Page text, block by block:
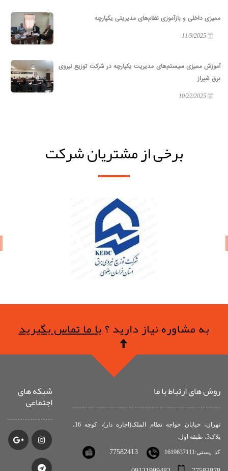
ممیزی داخلی و بازآموزی نظام‌های مدیریتی یکپارچه
آموزش ممیزی سیستم‌های مدیریت یکپارچه در شرکت توزیع نیروی
برق شیراز
برخی از مشتریان شرکت
به مشاوره نیاز دارید ؟با ما تماس بگیرید
روش های ارتباط با ما
تهران، خیابان خواجه نظام الملک(اجاره دار)، کوچه 16،
پلاک3، طبقه اول.
کد پستی:1619637111 77582413
شبکه های
اجتماعی